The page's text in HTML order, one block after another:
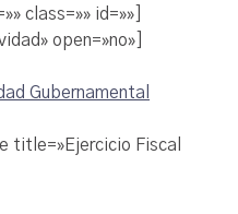
class=»» id=»»]
open=»no»]
Gubernamental
title=»Ejercicio Fiscal